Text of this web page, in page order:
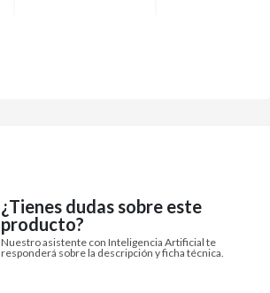
¿Tienes dudas sobre este
producto?
Nuestro asistente con Inteligencia Artificial te
responderá sobre la descripción y ficha técnica.